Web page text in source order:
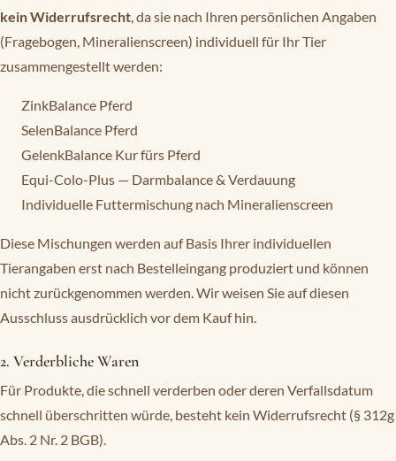
kein Widerrufsrecht, da sie nach Ihren persönlichen Angaben
(Fragebogen, Mineralienscreen) individuell für Ihr Tier
zusammengestellt werden:
ZinkBalance Pferd
SelenBalance Pferd
GelenkBalance Kur fürs Pferd
Equi-Colo-Plus — Darmbalance & Verdauung
Individuelle Futtermischung nach Mineralienscreen
Diese Mischungen werden auf Basis Ihrer individuellen
Tierangaben erst nach Bestelleingang produziert und können
nicht zurückgenommen werden. Wir weisen Sie auf diesen
Ausschluss ausdrücklich vor dem Kauf hin.
2. Verderbliche Waren
Für Produkte, die schnell verderben oder deren Verfallsdatum
schnell überschritten würde, besteht kein Widerrufsrecht (§ 312g
Abs. 2 Nr. 2 BGB).